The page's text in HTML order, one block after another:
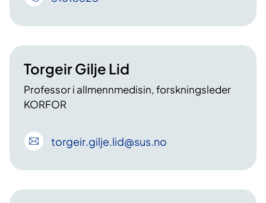
Torgeir Gilje Lid
Professor i allmennmedisin, forskningsleder
KORFOR
torgeir.gilje.lid@sus.no